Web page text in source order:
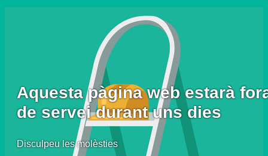
Aquesta pàgina web estarà
de servei durant uns dies
Disculpeu les molèsties